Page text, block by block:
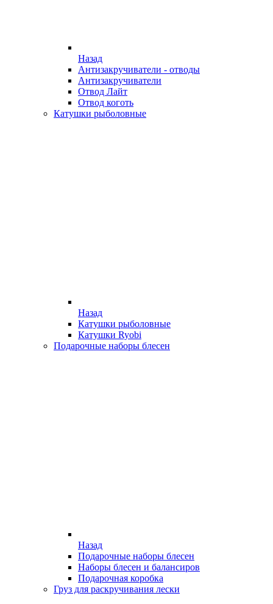
Назад
Антизакручиватели - отводы
Антизакручиватели
Отвод Лайт
Отвод коготь
Катушки рыболовные
Назад
Катушки рыболовные
Катушки Ryobi
Подарочные наборы блесен
Назад
Подарочные наборы блесен
Наборы блесен и балансиров
Подарочная коробка
Груз для раскручивания лески